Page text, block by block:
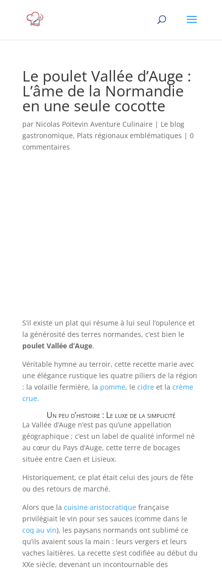
Le poulet Vallée d’Auge :
L’âme de la Normandie
en une seule cocotte
par Nicolas Poitevin Aventure Culinaire | Le blog
gastronomique, Plats régionaux emblématiques | 0
commentaires
S’il existe un plat qui résume à lui seul l’opulence et
la générosité des terres normandes, c’est bien le
poulet Vallée d’Auge.
Véritable hymne au terroir, cette recette marie avec
une élégance rustique les quatre piliers de la région
: la volaille fermière, la pomme, le cidreet la crème
crue.
Un peu d’histoire : Le luxe de la simplicité
La Vallée d’Auge n’est pas qu’une appellation
géographique ; c’est un label de qualité informel né
au cœur du Pays d’Auge, cette terre de bocages
située entre Caen et Lisieux.
Historiquement, ce plat était celui des jours de fête
ou des retours de marché.
Alors que la cuisine aristocratiquefrançaise
privilégiait le vin pour ses sauces (comme dans le
coq au vin), les paysans normands ont sublimé ce
qu’ils avaient sous la main : leurs vergers et leurs
vaches laitières. La recette s’est codifiée au début du
XXe siècle, devenant un incontournable des